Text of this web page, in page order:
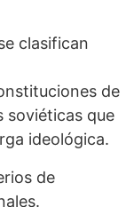
clasifican
de
soviéticas que
ideológica.
de